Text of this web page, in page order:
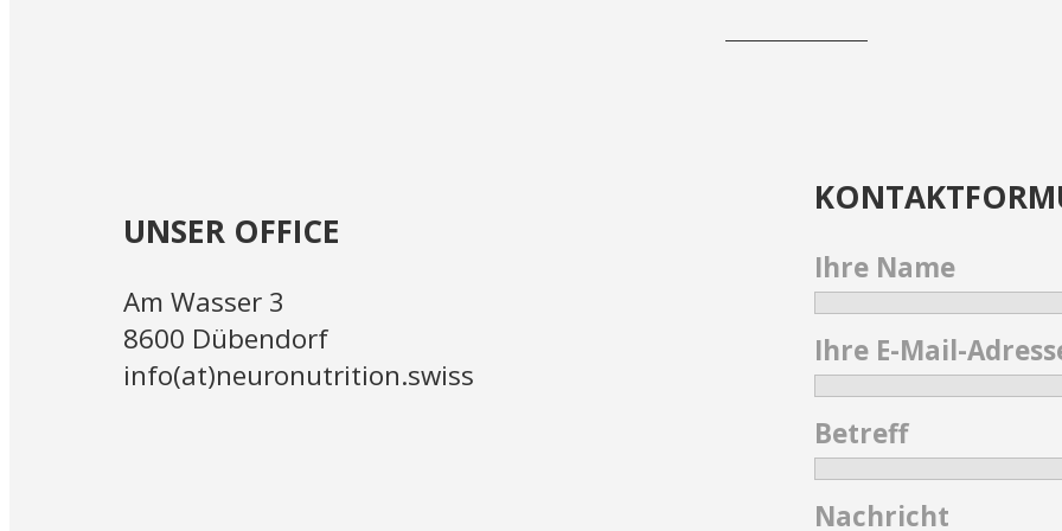
UNSER OFFICE
Am Wasser 3
8600 Dübendorf
info(at)neuronutrition.swiss
Ihre Name
Ihre E-Mail-
Betreff
Nachricht